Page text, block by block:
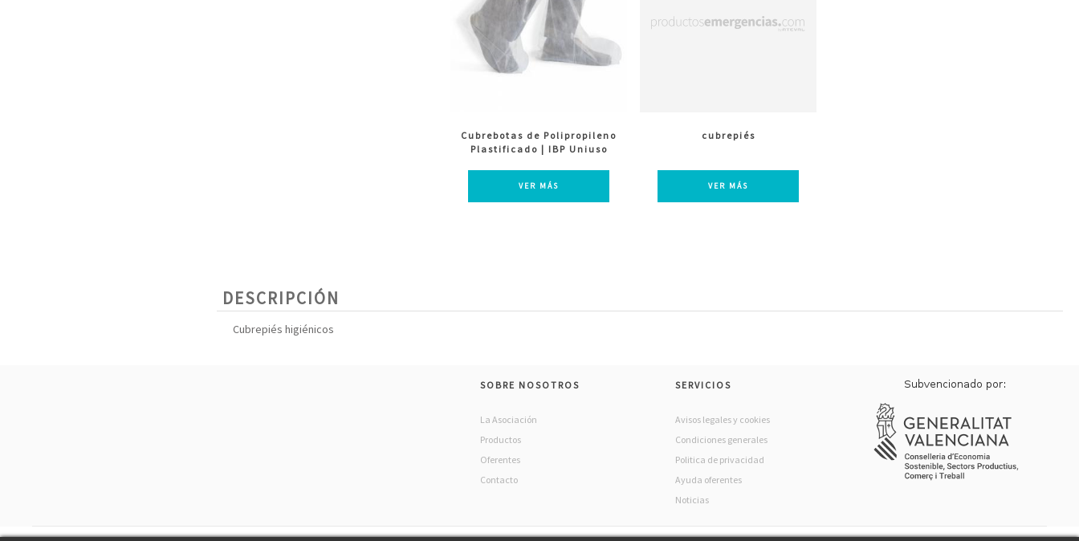
Cubrebotas de Polipropileno
Plastificado | IBP Uniuso
VER MÁS
cubrepiés
VER MÁS
DESCRIPCIÓN
Cubrepiés higiénicos
SOBRE NOSOTROS
La Asociación
Productos
Oferentes
Contacto
SERVICIOS
Avisos legales y cookies
Condiciones generales
Politica de privacidad
Ayuda oferentes
Noticias